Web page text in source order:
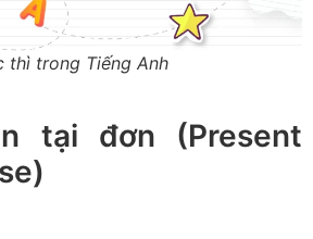
thì trong Tiếng Anh
tại đơn (Present